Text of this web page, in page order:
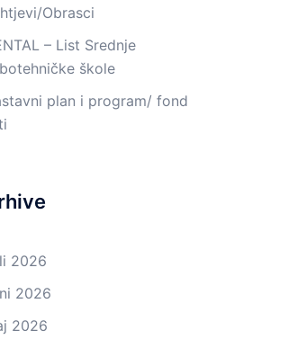
Obrasci
– List Srednje
škole
plan i program/ fond
2026
2026
2026